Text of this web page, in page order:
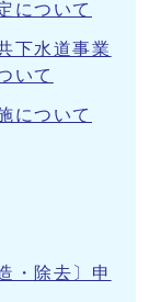
について
下水道事業
いて
について
・除去〕申